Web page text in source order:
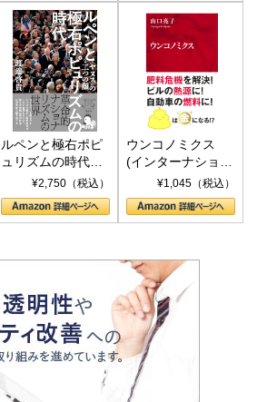
ルペンと極右ポピ
ュリズムの時代：
〈ヤヌス〉の二つ
の顔
¥2,750（税込）
ウンコノミクス
(インターナショナ
ル新書)¥1,045（税込）